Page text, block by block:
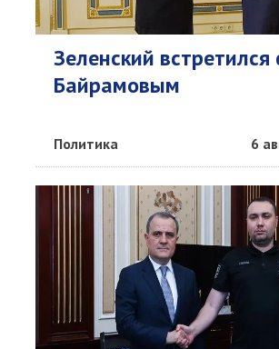
Зеленский встретился
Байрамовым
Политика 6